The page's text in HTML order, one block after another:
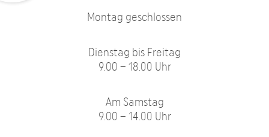
Montag geschlossen
Dienstag bis Freitag
9.00 – 18.00 Uhr
Am Samstag
9.00 – 14.00 Uhr